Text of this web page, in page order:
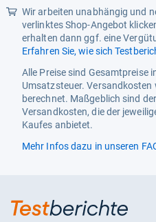
Wir arbeiten unabhängig und
verlinktes Shop-Angebot
erhalten dann ggf. eine
Erfahren Sie, wie sich
Alle Preise sind Gesamtpreise
Umsatzsteuer.
berechnet. Maßgeblich sind
Versandkosten, die der
Kaufes anbietet.
Mehr Infos dazu in unseren